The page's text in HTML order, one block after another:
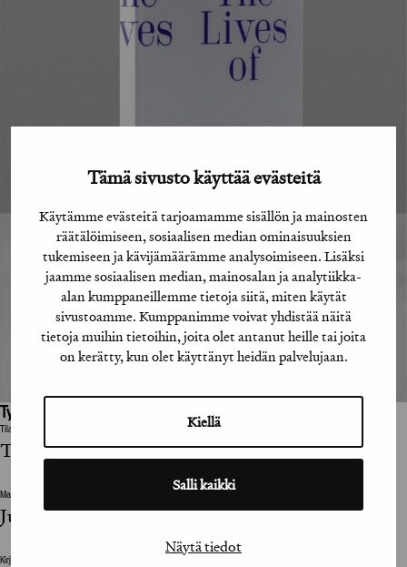
Tämä sivusto käyttää evästeitä
Käytämme evästeitä tarjoamamme sisällön ja mainosten
räätälöimiseen, sosiaalisen median ominaisuuksien
tukemiseen ja kävijämäärämme analysoimiseen. Lisäksi
jaamme sosiaalisen median, mainosalan ja analytiikka-
alan kumppaneillemme tietoja siitä, miten käytät
sivustoamme. Kumppanimme voivat yhdistää näitä
tietoja muihin tietoihin, joita olet antanut heille tai joita
on kerätty, kun olet käyttänyt heidän palvelujaan.
Kiellä
Salli kaikki
Näytä tiedot
Työhön osallistuneet henkilöt / tahot:
Tilaaja
The Lives of Others
Mainostoimisto
Juuso Salakka
Kirjainmuotoilija / Type Designer